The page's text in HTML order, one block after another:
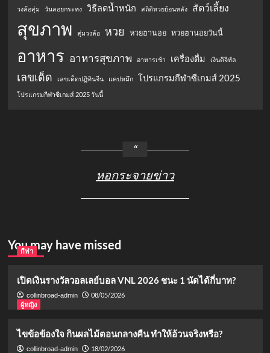
วงล้อสุ่ม
วันลอยกระทง วิธีลดน้ำหนัก สถิติหวยย้อนหลัง สัตว์เลี้ยง
สุขภาพ สุ่มวงล้อ หวย หวยฮานอย หวยฮานอยวันนี้
อาหาร อาหารสุขภาพ อาหารเช้า เครื่องดื่ม เงินดิจิทัล
เลขเด็ด เลขเด็ดปฏิทินจีน แคปหมึก โปรแกรมกีฬาซีเกมส์ 2025
โปรแกรมกีฬาซีเกมส์ 2025 วันนี้
หอกระจายข่าว
You may have missed
กีฬา
เปิดเงินรางวัลวอลเลย์บอล VNL 2026 ชนะ 1 นัดได้กี่บาท?
collinbroad-admin
08/05/2026
ผู้หญิง
ไขข้อข้องใจ กินผลไม้ตอนกลางคืน ทำให้อ้วนจริงหรือ?
collinbroad-admin
18/02/2026